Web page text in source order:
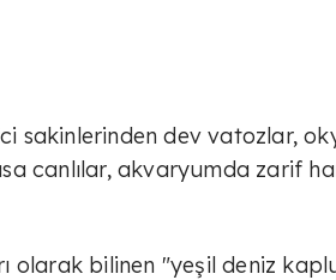
sakinlerinden dev vatozlar,
canlılar, akvaryumda zarif
olarak bilinen "yeşil deniz